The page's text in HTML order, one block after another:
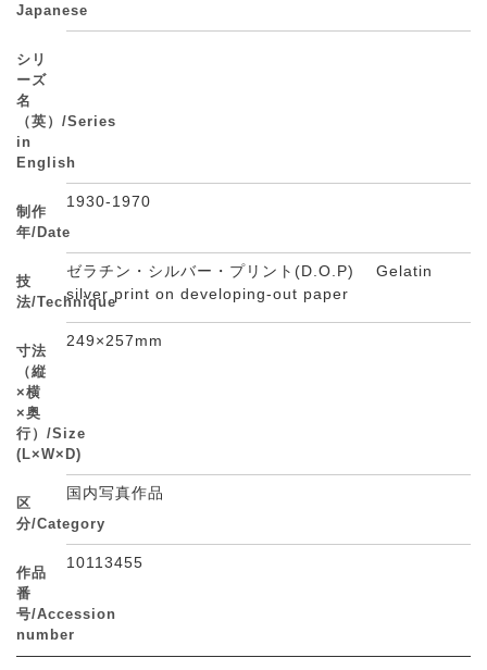
Japanese
シリ
ーズ
名
（英）/Series
in
English
制作
年/Date
1930-1970
技
法/Technique
ゼラチン・シルバー・プリント(D.O.P) Gelatin
silver print on developing-out paper
寸法
（縦
×横
×奥
行）/Size
(L×W×D)
249×257mm
区
分/Category
国内写真作品
作品
番
号/Accession
number
10113455